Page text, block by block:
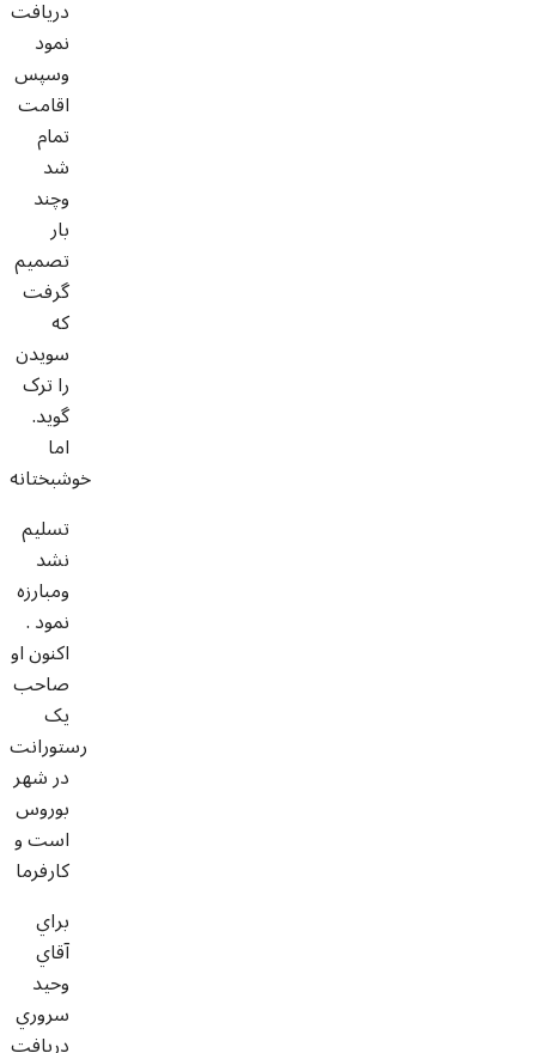
دريافت
نمود
وسپس
اقامت
تمام
شد
وچند
بار
تصميم
گرفت
که
سويدن
را ترک
گويد.
اما
خوشبختانه
تسليم
نشد
ومبارزه
نمود .
اکنون او
صاحب
يک
رستورانت
در شهر
بوروس
است و
کارفرما
براي
آقاي
وحيد
سروري